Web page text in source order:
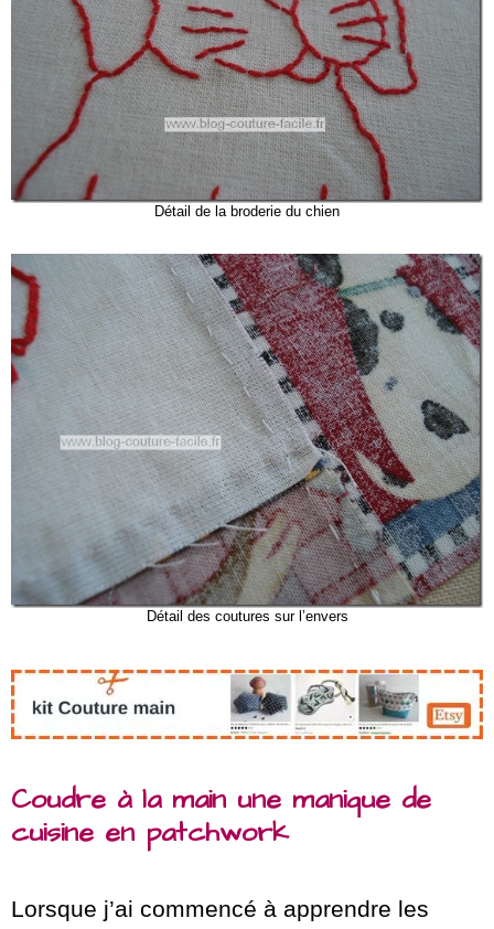
Détail de la broderie du chien
Détail des coutures sur l’envers
Coudre à la main une manique de
cuisine en patchwork
Lorsque j’ai commencé à apprendre les